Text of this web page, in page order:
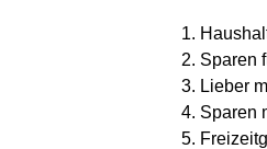
Sparen
Lieber
Sparen